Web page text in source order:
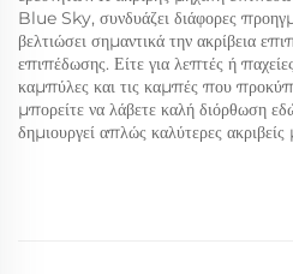
Blue Sky, συνδυάζει διάφορες
βελτιώσει σημαντικά την ακρίβεια
επιπέδωσης. Είτε για λεπτές ή
καμπύλες και τις καμπές που
μπορείτε να λάβετε καλή
δημιουργεί απλώς καλύτερες